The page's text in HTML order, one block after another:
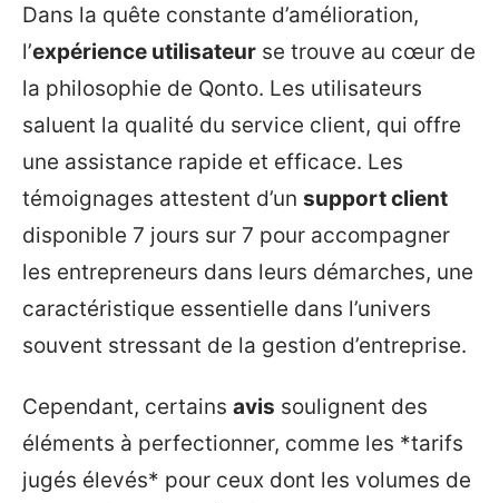
Dans la quête constante d’amélioration,
l’expérience utilisateur se trouve au cœur de
la philosophie de Qonto. Les utilisateurs
saluent la qualité du service client, qui offre
une assistance rapide et efficace. Les
témoignages attestent d’un support client
disponible 7 jours sur 7 pour accompagner
les entrepreneurs dans leurs démarches, une
caractéristique essentielle dans l’univers
souvent stressant de la gestion d’entreprise.
Cependant, certains avis soulignent des
éléments à perfectionner, comme les *tarifs
jugés élevés* pour ceux dont les volumes de